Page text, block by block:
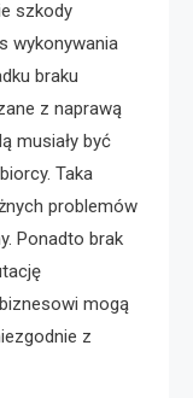
szkody
wykonywania
braku
z naprawą
musiały być
Taka
problemów
Ponadto brak
mogą
z